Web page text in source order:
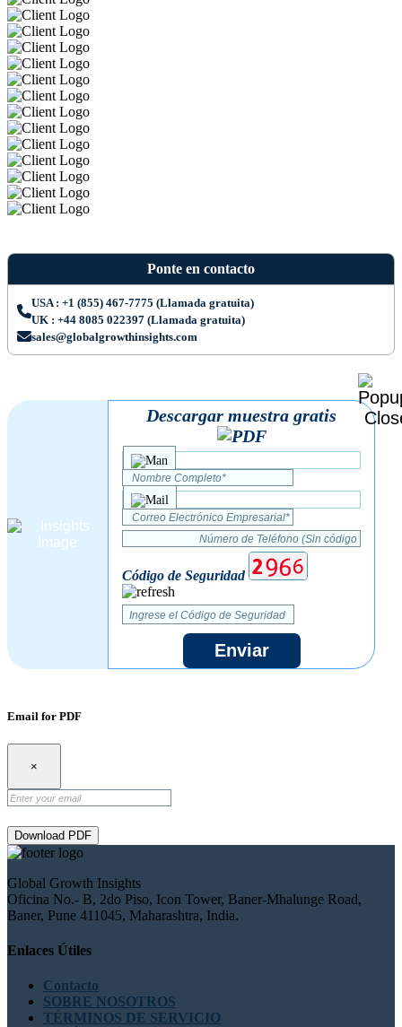
Ponte en contacto
USA : +1 (855) 467-7775 (Llamada gratuita)
UK : +44 8085 022397 (Llamada gratuita)
sales@globalgrowthinsights.com
Descargar muestra gratis
Código de Seguridad
Enviar
Email for PDF
×
Download PDF
Global Growth Insights
Oficina No.- B, 2do Piso, Icon Tower, Baner-Mhalunge Road,
Baner, Pune 411045, Maharashtra, India.
Enlaces Útiles
Contacto
SOBRE NOSOTROS
TÉRMINOS DE SERVICIO